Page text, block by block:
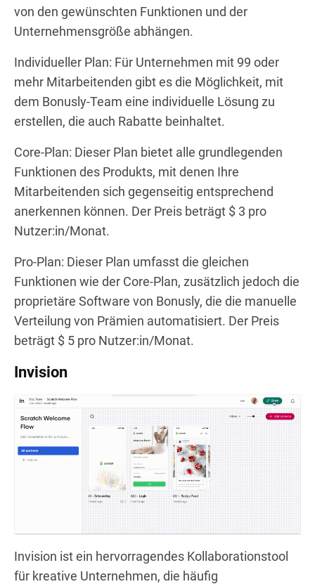
von den gewünschten Funktionen und der
Unternehmensgröße abhängen.
Individueller Plan: Für Unternehmen mit 99 oder
mehr Mitarbeitenden gibt es die Möglichkeit, mit
dem Bonusly-Team eine individuelle Lösung zu
erstellen, die auch Rabatte beinhaltet.
Core-Plan: Dieser Plan bietet alle grundlegenden
Funktionen des Produkts, mit denen Ihre
Mitarbeitenden sich gegenseitig entsprechend
anerkennen können. Der Preis beträgt $ 3 pro
Nutzer:in/Monat.
Pro-Plan: Dieser Plan umfasst die gleichen
Funktionen wie der Core-Plan, zusätzlich jedoch die
proprietäre Software von Bonusly, die die manuelle
Verteilung von Prämien automatisiert. Der Preis
beträgt $ 5 pro Nutzer:in/Monat.
Invision
Invision ist ein hervorragendes Kollaborationstool
für kreative Unternehmen, die häufig